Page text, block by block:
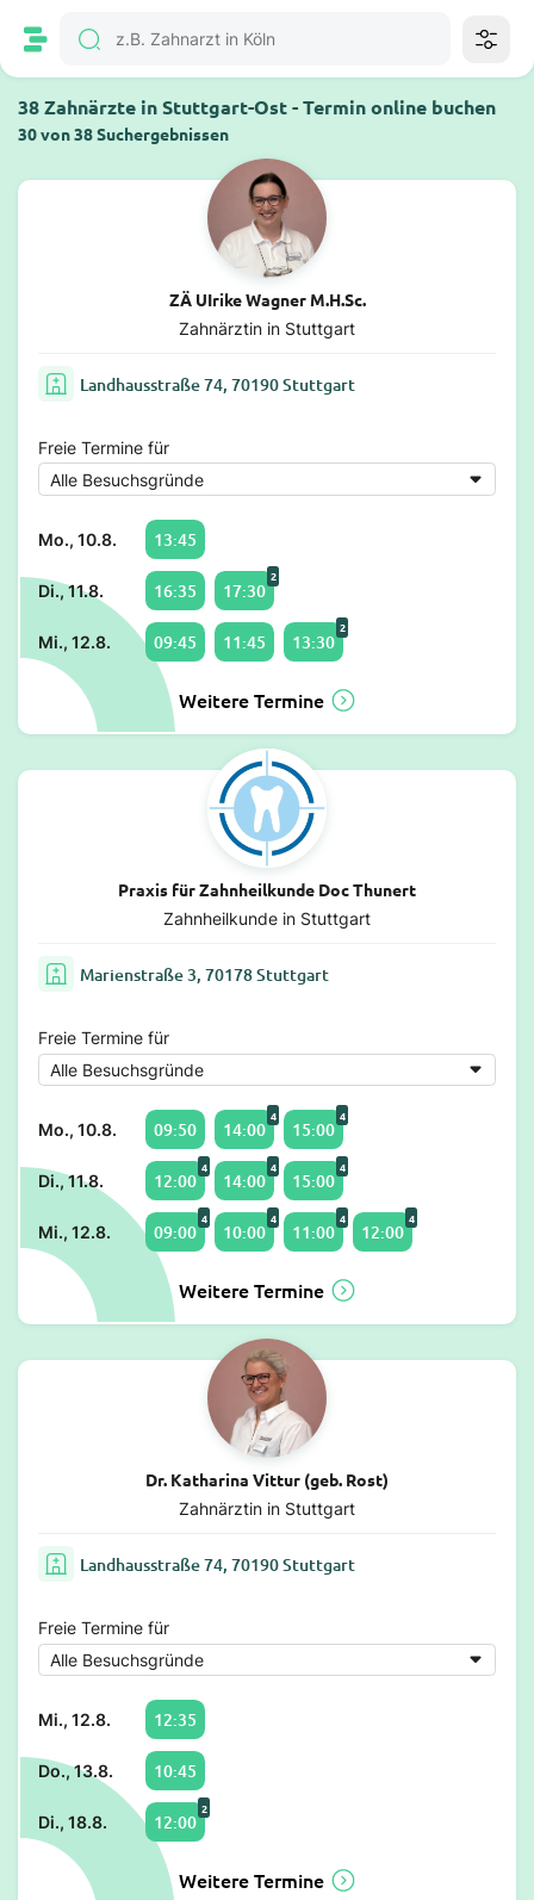
38 Zahnärzte in Stuttgart-Ost - Termin online buchen
30 von 38 Suchergebnissen
ZÄ UIrike Wagner M.H.Sc.
Zahnärztin in Stuttgart
Landhausstraße 74, 70190 Stuttgart
Freie Termine für
Mo., 10.8. 13:45
Di., 11.8. 16:35 17:30
2
Mi., 12.8. 09:45 11:45 13:30
2
Weitere Termine
Praxis für Zahnheilkunde Doc Thunert
Zahnheilkunde in Stuttgart
Marienstraße 3, 70178 Stuttgart
Freie Termine für
Mo., 10.8. 09:50 14:00
4
15:00
4
Di., 11.8. 12:00
4
14:00
4
15:00
4
Mi., 12.8. 09:00
4
10:00
4
11:00
4
12:00
4
Weitere Termine
Dr. Katharina Vittur (geb. Rost)
Zahnärztin in Stuttgart
Landhausstraße 74, 70190 Stuttgart
Freie Termine für
Mi., 12.8. 12:35
Do., 13.8. 10:45
Di., 18.8. 12:00
2
Weitere Termine